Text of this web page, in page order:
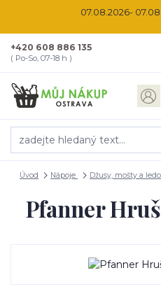
07.08.2026-
+420 608 886 135
( Po-So, 07-18 h )
Úvod Nápoje Džusy, mošty a
Pfanner